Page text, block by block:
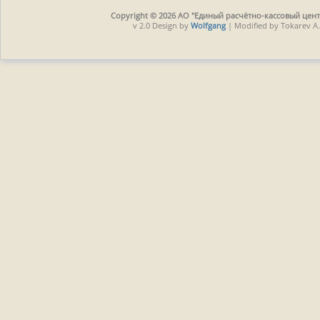
Copyright © 2026 АО "Единый расчётно-кассовый
v 2.0 Design by Wolfgang | Modified by Tokarev